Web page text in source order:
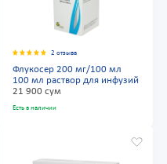
2 отзыва
Флукосер 200 мг/100 мл
100 мл раствор для инфузий
21 900 сум
Есть в наличии